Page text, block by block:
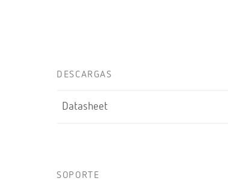
DESCARGAS
Datasheet
SOPORTE